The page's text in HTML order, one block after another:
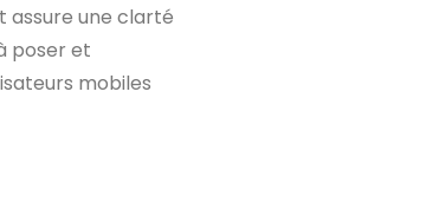
assure une clarté
poser et
mobiles